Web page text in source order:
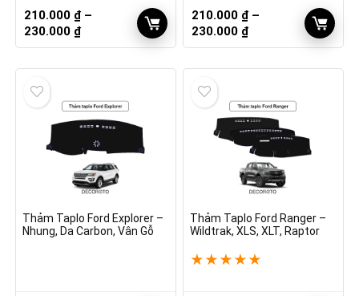
210.000 ₫ –
230.000 ₫Khoảng
giá:
230.000 ₫
210.000 ₫ –
230.000 ₫Khoảng
giá:
230.000 ₫
Thảm Taplo Ford Explorer –
Nhung, Da Carbon, Vân Gỗ
Thảm Taplo Ford Ranger –
Wildtrak, XLS, XLT, Raptor
★ ★ ★ ★ ★